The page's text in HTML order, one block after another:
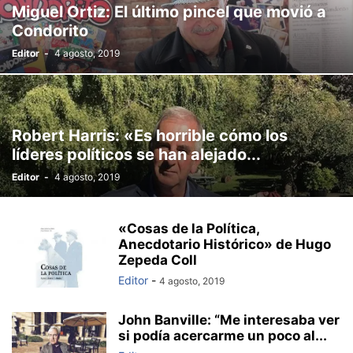
Miguel Ortiz: El último pincel que movió a
Condorito
Editor - 4 agosto, 2019
Robert Harris: «Es horrible cómo los
líderes políticos se han alejado...
Editor - 4 agosto, 2019
«Cosas de la Política,
Anecdotario Histórico» de Hugo
Zepeda Coll
Editor - 4 agosto, 2019
John Banville: “Me interesaba ver
si podía acercarme un poco al...